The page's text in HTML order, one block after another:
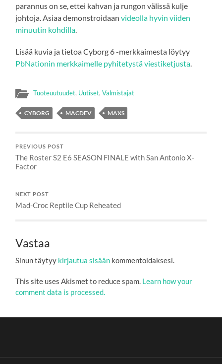
parannus on se, ettei kahvan ja rungon välissä kulje
johtoja. Asiaa demonstroidaanvideolla hyvin viiden
minuutin kohdilla
Lisää kuvia ja tietoa Cyborg 6 -merkkaimesta löytyy
PbNationin merkkaimelle pyhitetystä viestiketjusta
Tuoteuutuudet, Uutiset,Valmistajat
CYBORG MACDEV MAXS
PREVIOUS POST
The Roster S2 E6 SEASON FINALE with San Antonio X-
Factor
NEXT POST
Mad-Croc Reptile Cup Reheated
Vastaa
Sinun täytyy kirjautua sisään kommentoidaksesi.
This site uses Akismet to reduce spam. Learn how your
comment data is processed.